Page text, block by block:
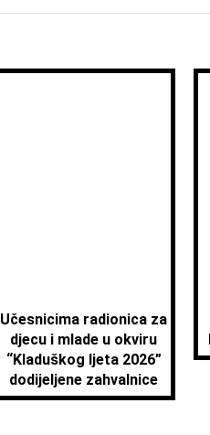
Učesnicima radionica za
djecu i mlade u okviru
“Kladuškog ljeta 2026”
dodijeljene zahvalnice